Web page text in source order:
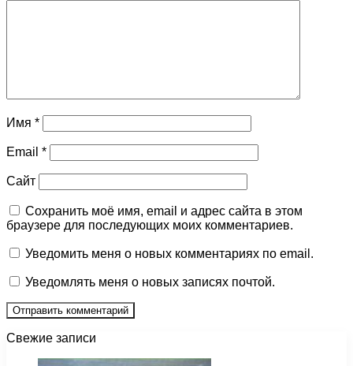
Имя *
Email *
Сайт
Сохранить моё имя, email и адрес сайта в этом
браузере для последующих моих комментариев.
Уведомить меня о новых комментариях по email.
Уведомлять меня о новых записях почтой.
Свежие записи